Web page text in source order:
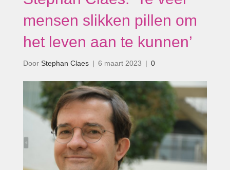
mensen slikken pillen om
het leven aan te kunnen’
Door Stephan Claes | 6 maart 2023 | 0